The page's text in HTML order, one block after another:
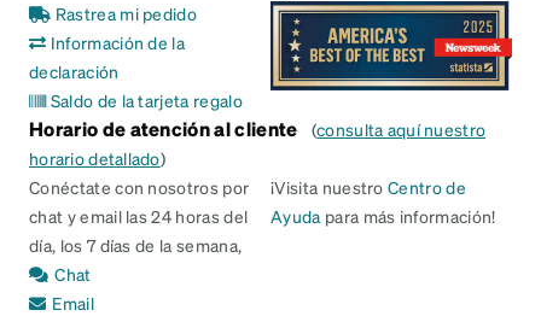
Rastrea mi pedido
Información de la
declaración
Saldo de la tarjeta regalo
Horario de atención al cliente (consulta aquí nuestro
horario detallado)
Conéctate con nosotros por
chat y email las 24 horas del
día, los 7 días de la semana,
Chat
Email
¡Visita nuestroCentro de
Ayuda para más información!